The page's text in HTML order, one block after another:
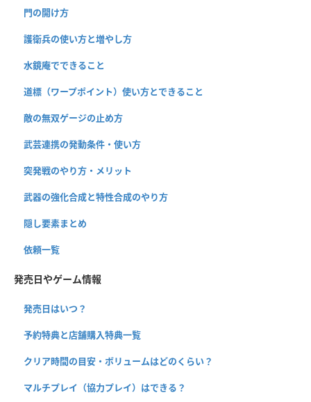
門の開け方
護衛兵の使い方と増やし方
水鏡庵でできること
道標（ワープポイント）使い方とできること
敵の無双ゲージの止め方
武芸連携の発動条件・使い方
突発戦のやり方・メリット
武器の強化合成と特性合成のやり方
隠し要素まとめ
依頼一覧
発売日やゲーム情報
発売日はいつ？
予約特典と店舗購入特典一覧
クリア時間の目安・ボリュームはどのくらい？
マルチプレイ（協力プレイ）はできる？